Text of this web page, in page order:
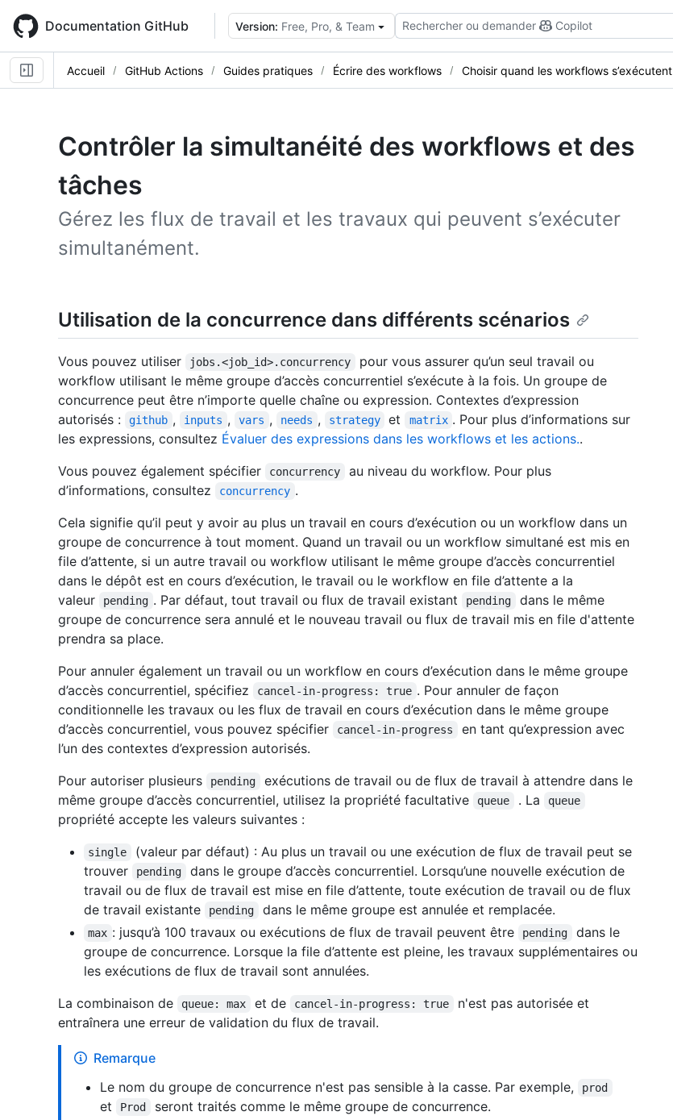
main
content
Documentation GitHub Version: Free, Pro, & Team Rechercher ou demander Copilot
Accueil GitHub Actions Guides pratiques Écrire des workflows Choisir quand les workflows s’exécutent
Contrôler la simultanéité des workflows et des
tâches
Gérez les flux de travail et les travaux qui peuvent s’exécuter
simultanément.
Utilisation de la concurrence dans différents scénarios
Vous pouvez utiliser jobs.<job_id>.concurrency
pour vous assurer qu’un seul travail ou
workflow utilisant le même groupe d’accès concurrentiel s’exécute à la fois. Un groupe de
concurrence peut être n’importe quelle chaîne ou expression. Contextes d’expression
autorisés :
github , inputs , vars , needs , strategy et matrix . Pour plus d’informations sur
les expressions, consultez Évaluer des expressions dans les workflows et les actions..
Vous pouvez également spécifier
concurrency
au niveau du workflow. Pour plus
d’informations, consultez
concurrency .
Cela signifie qu’il peut y avoir au plus un travail en cours d’exécution ou un workflow dans un
groupe de concurrence à tout moment. Quand un travail ou un workflow simultané est mis en
file d’attente, si un autre travail ou workflow utilisant le même groupe d’accès concurrentiel
dans le dépôt est en cours d’exécution, le travail ou le workflow en file d’attente a la
valeur
pending . Par défaut, tout travail ou flux de travail existant pending
dans le même
groupe de concurrence sera annulé et le nouveau travail ou flux de travail mis en file d'attente
prendra sa place.
Pour annuler également un travail ou un workflow en cours d’exécution dans le même groupe
d’accès concurrentiel, spécifiez
cancel-in-progress: true . Pour annuler de façon
conditionnelle les travaux ou les flux de travail en cours d’exécution dans le même groupe
d’accès concurrentiel, vous pouvez spécifier
cancel-in-progress
en tant qu’expression avec
l’un des contextes d’expression autorisés.
Pour autoriser plusieurs
pending
exécutions de travail ou de flux de travail à attendre dans le
même groupe d’accès concurrentiel, utilisez la propriété facultative
queue . La queue
propriété accepte les valeurs suivantes :
single
(valeur par défaut) : Au plus un travail ou une exécution de flux de travail peut se
trouver
pending
dans le groupe d’accès concurrentiel. Lorsqu’une nouvelle exécution de
travail ou de flux de travail est mise en file d’attente, toute exécution de travail ou de flux
de travail existante
pending dans le même groupe est annulée et remplacée.
max : jusqu’à 100 travaux ou exécutions de flux de travail peuvent être pending
dans le
groupe de concurrence. Lorsque la file d’attente est pleine, les travaux supplémentaires ou
les exécutions de flux de travail sont annulées.
La combinaison de
queue: max et de cancel-in-progress: true
n'est pas autorisée et
entraînera une erreur de validation du flux de travail.
Remarque
Le nom du groupe de concurrence n'est pas sensible à la casse. Par exemple,
prod
et Prod
seront traités comme le même groupe de concurrence.